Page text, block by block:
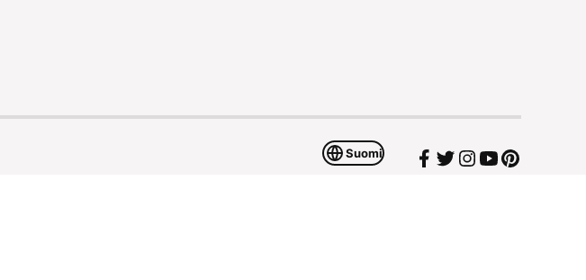
Suomi